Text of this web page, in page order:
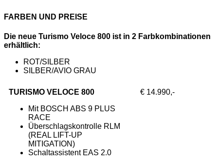
FARBEN UND PREISE
Die neue Turismo Veloce 800 ist in 2 Farbkombinationen
erhältlich:
ROT/SILBER
SILBER/AVIO GRAU
TURISMO VELOCE 800
Mit BOSCH ABS 9 PLUS
RACE
Überschlagskontrolle RLM
(REAL LIFT-UP
MITIGATION)
Schaltassistent EAS 2.0
€ 14.990,-